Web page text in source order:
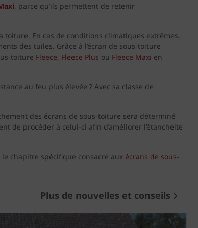
, parce qu’ils permettent de retenir
En cas de conditions climatiques extrêmes,
des tuiles. Grâce à l’écran de sous-toiture
toiture Fleece, Fleece Plus ou Fleece Maxi en
au feu plus élevée ? Avec sa classe de
des écrans de sous-toiture sera déterminé
de procéder à celui-ci afin d’améliorer l’étanchéité
chapitre spécifique consacré aux écrans de sous-
Plus de nouvelles et conseils